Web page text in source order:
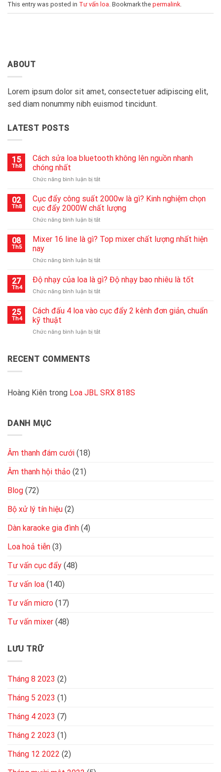
This entry was posted in Tư vấn loa . Bookmark the permalink
ABOUT
Lorem ipsum dolor sit amet, consectetuer adipiscing elit,
sed diam nonummy nibh euismod tincidunt.
LATEST POSTS
15
Th8
Cách sửa loa bluetooth không lên nguồn nhanh
chóng nhất
Chức năng bình luận bị tắtở
sửa
loa
bluetooth
không
nguồn
nhất
02
Th8
Cục đẩy công suất 2000w là gì? Kinh nghiệm chọn
cục đẩy 2000W chất lượng
Chức năng bình luận bị tắtở
đẩy
công
2000w
gì?
nghiệm
cục
08
Th5
Mixer 16 line là gì? Top mixer chất lượng nhất hiện
nay
Chức năng bình luận bị tắtở
16
line
là
Top
lượng
27
Th4
Độ nhạy của loa là gì? Độ nhạy bao nhiêu là tốt
Chức năng bình luận bị tắtở
nhạy
của
là
tốt
25
Th4
Cách đấu 4 loa vào cục đẩy 2 kênh đơn giản, chuẩn
kỹ thuật
Chức năng bình luận bị tắtở
đẩy
RECENT COMMENTS
Hoàng Kiên trong Loa JBL SRX 818S
DANH MỤC
Âm thanh đám cưới (18)
Âm thanh hội thảo (21)
Blog (72)
Bộ xử lý tín hiệu (2)
Dàn karaoke gia đình (4)
Loa hoả tiễn (3)
Tư vấn cục đẩy (48)
Tư vấn loa (140)
Tư vấn micro (17)
Tư vấn mixer (48)
LƯU TRỮ
Tháng 8 2023 (2)
Tháng 5 2023 (1)
Tháng 4 2023 (7)
Tháng 2 2023 (1)
Tháng 12 2022 (2)